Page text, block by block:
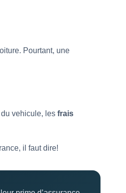
Pourtant, une
du vehicule, les frais
il faut dire!